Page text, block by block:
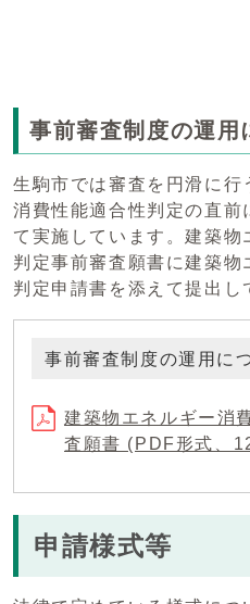
事前審査制度の運用
生駒市では審査を円滑に行
消費性能適合性判定の直前
て実施しています。建築
判定事前審査願書に建築
判定申請書を添えて提出し
事前審査制度の運用に
建築物エネルギー消
査願書 (PDF形式、
申請様式等